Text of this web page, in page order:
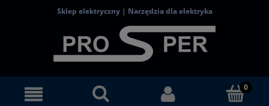
Sklep elektryczny | Narzędzia dla elektryka